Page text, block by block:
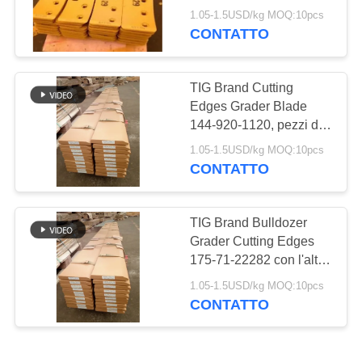
della ruota delle
avanguardie 8E5529 del
1.05-1.5USD/kg MOQ:10pcs
CONTATTO
TIG Brand Cutting
Edges Grader Blade
144-920-1120, pezzi di
ricambio del bulldozer
1.05-1.5USD/kg MOQ:10pcs
CONTATTO
TIG Brand Bulldozer
Grader Cutting Edges
175-71-22282 con l'alto
materiale di mn
1.05-1.5USD/kg MOQ:10pcs
CONTATTO